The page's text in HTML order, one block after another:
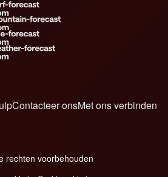
Contacteer onsMet ons verbinden
rechten voorbehouden